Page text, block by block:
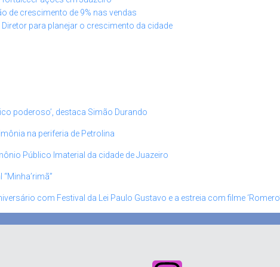
de crescimento de 9% nas vendas
para planejar o crescimento da cidade
poderoso’, destaca Simão Durando
na periferia de Petrolina
Público Imaterial da cidade de Juazeiro
com Festival da Lei Paulo Gustavo e a estreia com filme